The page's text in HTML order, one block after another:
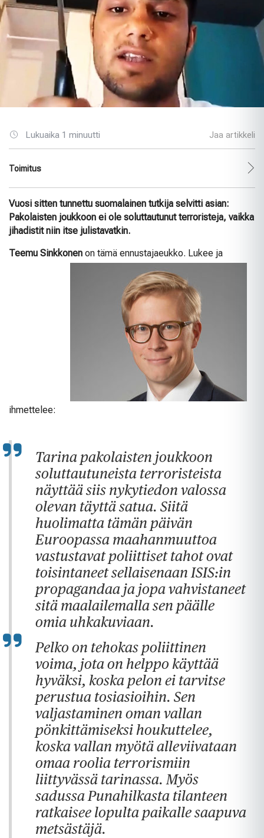
Lukuaika 1 minuutti Jaa artikkeli
Toimitus
Vuosi sitten tunnettu suomalainen tutkija selvitti asian:
Pakolaisten joukkoon ei ole soluttautunut terroristeja, vaikka
jihadistit niin itse julistavatkin.
Teemu Sinkkonen on tämä ennustajaeukko. Lukee ja
ihmettelee:
Tarina pakolaisten joukkoon
soluttautuneista terroristeista
näyttää siis nykytiedon valossa
olevan täyttä satua. Siitä
huolimatta tämän päivän
Euroopassa maahanmuuttoa
vastustavat poliittiset tahot ovat
toisintaneet sellaisenaan ISIS:in
propagandaa ja jopa vahvistaneet
sitä maalailemalla sen päälle
omia uhkakuviaan.
Pelko on tehokas poliittinen
voima, jota on helppo käyttää
hyväksi, koska pelon ei tarvitse
perustua tosiasioihin. Sen
valjastaminen oman vallan
pönkittämiseksi houkuttelee,
koska vallan myötä alleviivataan
omaa roolia terrorismiin
liittyvässä tarinassa. Myös
sadussa Punahilkasta tilanteen
ratkaisee lopulta paikalle saapuva
metsästäjä.